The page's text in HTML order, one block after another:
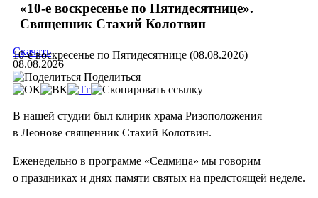
«10-е воскресенье по Пятидесятнице».
Священник Стахий Колотвин
10-е воскресенье по Пятидесятнице (08.08.2026)
Скачать
08.08.2026
Поделиться
В нашей студии был клирик храма Ризоположения
в Леонове священник Стахий Колотвин.
Еженедельно в программе «Седмица» мы говорим
о праздниках и днях памяти святых на предстоящей неделе.